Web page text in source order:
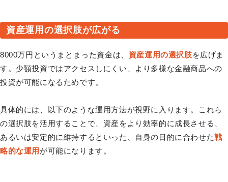
資産運用の選択肢が広がる
8000万円というまとまった資金は、 資産運用の選択肢を広げま
す。少額投資ではアクセスしにくい、より多様な金融商品への
投資が可能になるためです。
具体的には、以下のような運用方法が視野に入ります。これら
の選択肢を活用することで、資産をより効率的に成長させる、
あるいは安定的に維持するといった、自身の目的に合わせた戦
略的な運用 が可能になります。